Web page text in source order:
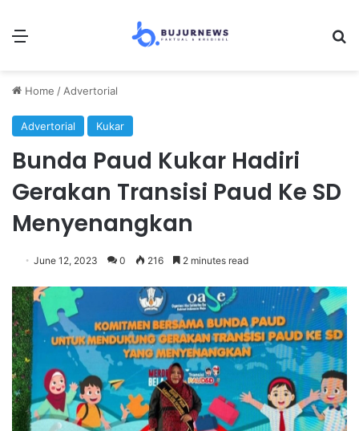
Menu
Home / Advertorial
Advertorial Kukar
Bunda Paud Kukar Hadiri
Gerakan Transisi Paud Ke SD
Menyenangkan
June 12, 2023 0 216 2 minutes read